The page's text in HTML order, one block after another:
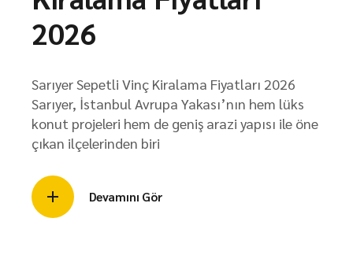
2026
Sarıyer Sepetli Vinç Kiralama Fiyatları 2026
Sarıyer, İstanbul Avrupa Yakası’nın hem lüks
konut projeleri hem de geniş arazi yapısı ile öne
çıkan ilçelerinden biri
Devamını Gör